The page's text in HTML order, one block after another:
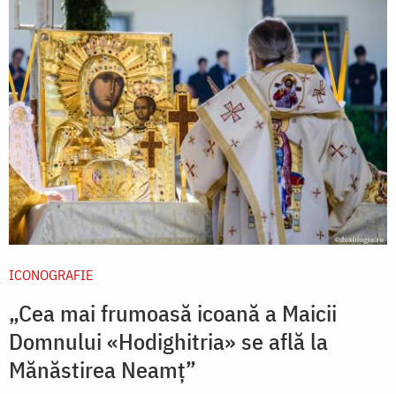
ICONOGRAFIE
„Cea mai frumoasă icoană a Maicii
Domnului «Hodighitria» se află la
Mănăstirea Neamț”